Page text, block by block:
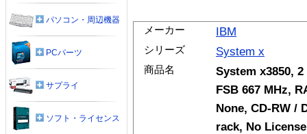
メーカー IBM
シリーズ System x
商品名
System x3850,
FSB 667 MHz,
None, CD-RW /
rack, No
パソコン・周辺機器
PCパーツ
サプライ
ソフト・ライセンス